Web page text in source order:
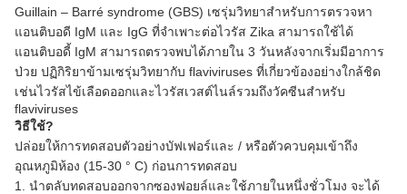
Guillain – Barré syndrome (GBS) เซรุ่มวิทยาสำหรับการตรวจหา
แอนติบอดี IgM และ IgG ที่จำเพาะต่อไวรัส Zika สามารถใช้ได้
แอนติบอดี้ IgM สามารถตรวจพบได้ภายใน 3 วันหลังจากเริ่มมีอาการ
ป่วย ปฏิกิริยาข้ามเซรุ่มวิทยากับ flaviviruses ที่เกี่ยวข้องอย่างใกล้ชิด
เช่นไวรัสไข้เลือดออกและไวรัสเวสต์ไนล์รวมถึงวัคซีนสำหรับ
flaviviruses
วิธีใช้?
ปล่อยให้การทดสอบตัวอย่างบัฟเฟอร์และ / หรือตัวควบคุมเข้าถึง
อุณหภูมิห้อง (15-30 ° C) ก่อนการทดสอบ
1. นำตลับทดสอบออกจากซองฟอยล์และใช้ภายในหนึ่งชั่วโมง จะได้